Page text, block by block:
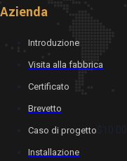
Azienda
Introduzione
Visita alla fabbrica
Certificato
Brevetto
Caso di progetto$10.00
Installazione